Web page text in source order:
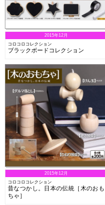
2015年12月
コロコロコレクション
ブラックボードコレクション
2015年12月
コロコロコレクション
昔なつかし。日本の伝統［木のおも
ちゃ］